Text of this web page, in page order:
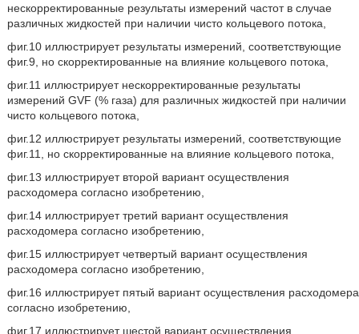
нескорректированные результаты измерений частот в случае
различных жидкостей при наличии чисто кольцевого потока,
фиг.10 иллюстрирует результаты измерений, соответствующие
фиг.9, но скорректированные на влияние кольцевого потока,
фиг.11 иллюстрирует нескорректированные результаты
измерений GVF (% газа) для различных жидкостей при наличии
чисто кольцевого потока,
фиг.12 иллюстрирует результаты измерений, соответствующие
фиг.11, но скорректированные на влияние кольцевого потока,
фиг.13 иллюстрирует второй вариант осуществления
расходомера согласно изобретению,
фиг.14 иллюстрирует третий вариант осуществления
расходомера согласно изобретению,
фиг.15 иллюстрирует четвертый вариант осуществления
расходомера согласно изобретению,
фиг.16 иллюстрирует пятый вариант осуществления расходомера
согласно изобретению,
фиг.17 иллюстрирует шестой вариант осуществления